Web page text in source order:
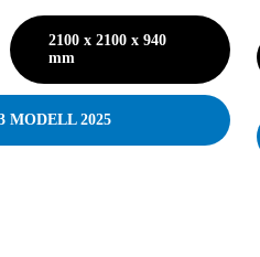
2100 x 2100 x 940
mm
MODELL 2025